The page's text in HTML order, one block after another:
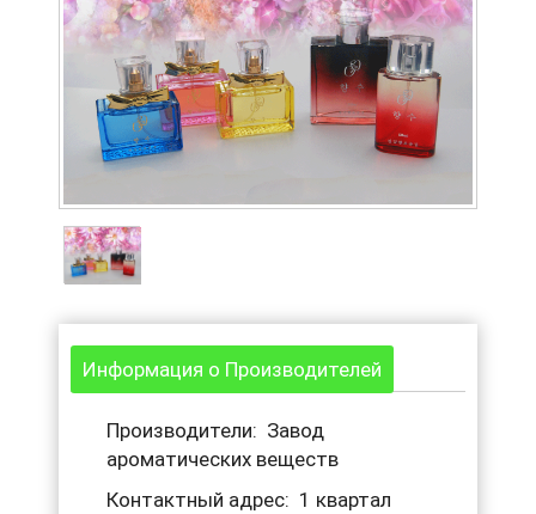
Информация о Производителей
Производители: Завод
ароматических веществ
Контактный адрес: 1 квартал